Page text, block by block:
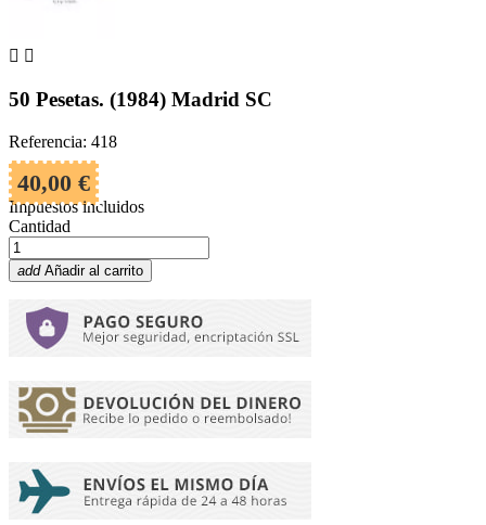
 
50 Pesetas. (1984) Madrid SC
Referencia: 418
40,00 €
Impuestos incluidos
Cantidad
add Añadir al carrito